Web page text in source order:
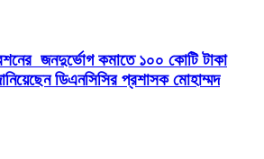
জনদুর্ভোগ কমাতে ১০০ কোটি টাকা
ডিএনসিসির প্রশাসক মোহাম্মদ